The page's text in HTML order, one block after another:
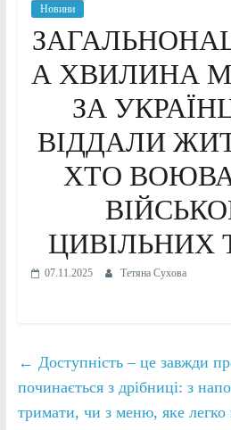
Новини
А ХВИЛИНА
ЗА
ВІДДАЛИ
ХТО
ЦИВІЛЬНИХ
07.11.2025 Тетяна Сухова
← Доступність – це завжди
починається з дрібниці: з
тримати, чи з меню, яке